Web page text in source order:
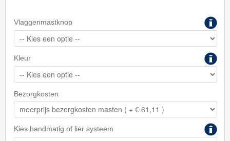
Vlaggenmastknop
Kleur
Bezorgkosten
Kies handmatig of lier systeem